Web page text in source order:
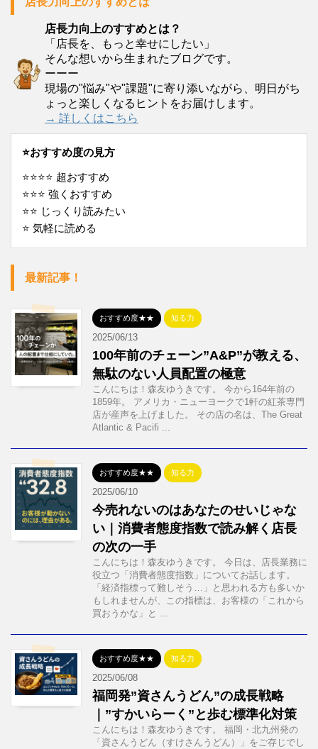
店長力向上のすすめとは？
「店長を、もっと幸せにしたい」
そんな想いから生まれたブログです。
ーーー
現場の"悩み"や"課題"に寄り添いながら、明日がち
ょっと楽しくなるヒントをお届けします。
→ 詳しくはこちら
⭐️おすすめ度の見方
⭐️⭐️⭐️⭐️ 超おすすめ
⭐️⭐️⭐️ 強くおすすめ
⭐️⭐️ じっくり読みたい
⭐️ 気軽に読める
最新記事！
おすすめ度★★ 知る力
2025/06/13
100年前のチェーン”A&P”が教える、
無駄のない人員配置の極意
こんにちは！森友ゆうきです。 今から164年前の
1859年。 アメリカ・ニューヨークで1軒の紅茶専門
店が産声を上げました。 その店の名は、The Great
Atlantic & Pacifi ...
おすすめ度★★ 知る力
2025/06/10
今売れないのはあなたのせいじゃな
い｜消費者態度指数で読み解く店長
の次の一手
こんにちは！森友ゆうきです。 今日は、店長業務に
役立つ「消費者態度指数」についてお話します。
「経済指標って難しそう…」と思われる方も多いか
もしれませんが、この指標は、お客様の「これから
買おうかな」と ...
おすすめ度★★ 知る力
2025/06/08
福岡発”資さんうどん”の成長戦略
｜”すかいらーく”と歩む標準化対策
こんにちは！森友ゆうきです。 福岡・北九州発の
「資さんうどん（すけさんうどん）」をご存じでし